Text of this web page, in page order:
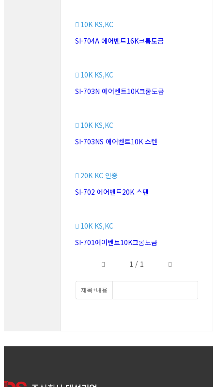
10K KS,KC
SI-704A 에어벤트16K크롬도금
10K KS,KC
SI-703N 에어벤트10K크롬도금
10K KS,KC
SI-703NS 에어벤트10K 스텐
20K KC 인증
SI-702 에어벤트20K 스텐
10K KS,KC
SI-701에어벤트10K크롬도금
1 / 1